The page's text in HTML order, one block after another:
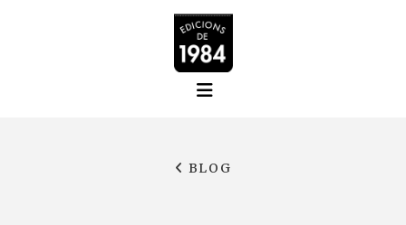
BLOG